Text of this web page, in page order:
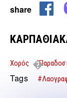
share
Χορός
ΔΗΜΟΤΙΚΑ ΑΣΜΑΤΑ
Tags